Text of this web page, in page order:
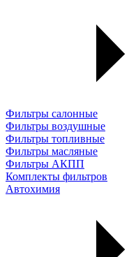
Фильтры салонные
Фильтры воздушные
Фильтры топливные
Фильтры масляные
Фильтры АКПП
Комплекты фильтров
Автохимия